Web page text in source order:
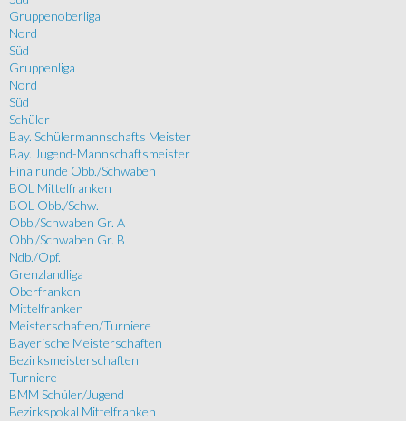
Gruppenoberliga
Nord
Süd
Gruppenliga
Nord
Süd
Schüler
Bay. Schülermannschafts Meister
Bay. Jugend-Mannschaftsmeister
Finalrunde Obb./Schwaben
BOL Mittelfranken
BOL Obb./Schw.
Obb./Schwaben Gr. A
Obb./Schwaben Gr. B
Ndb./Opf.
Grenzlandliga
Oberfranken
Mittelfranken
Meisterschaften/Turniere
Bayerische Meisterschaften
Bezirksmeisterschaften
Turniere
BMM Schüler/Jugend
Bezirkspokal Mittelfranken